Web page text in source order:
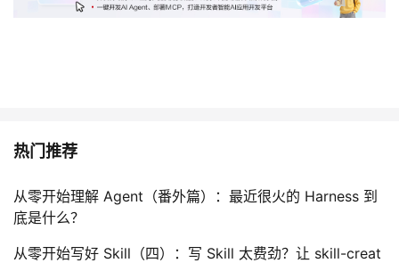
热门推荐
从零开始理解 Agent（番外篇）：最近很火的 Harness 到
底是什么？
从零开始写好 Skill（四）：写 Skill 太费劲？让 skill-creat